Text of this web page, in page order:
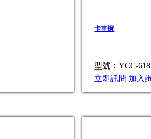
卡車燈
型號：YCC-
立即訊問 加入